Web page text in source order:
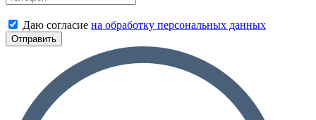
Даю согласие на обработку персональных данных
Отправить